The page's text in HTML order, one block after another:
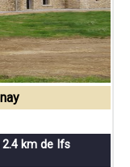
km de Ifs